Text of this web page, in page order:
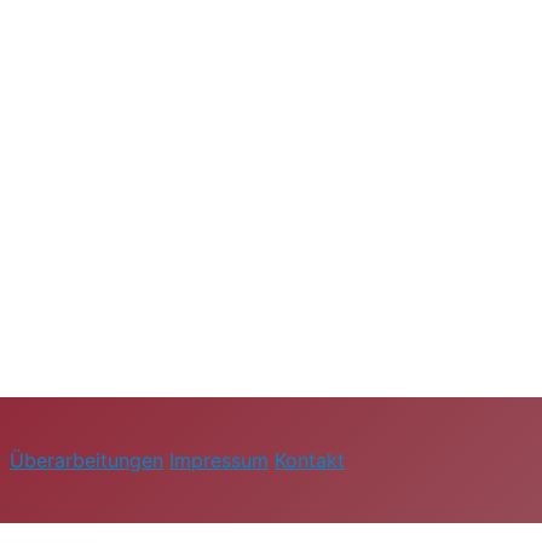
Überarbeitungen Impressum Kontakt